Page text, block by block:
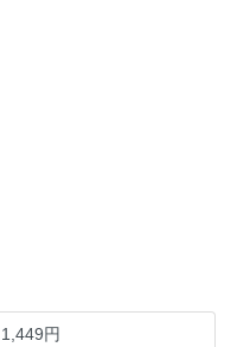
1,449円